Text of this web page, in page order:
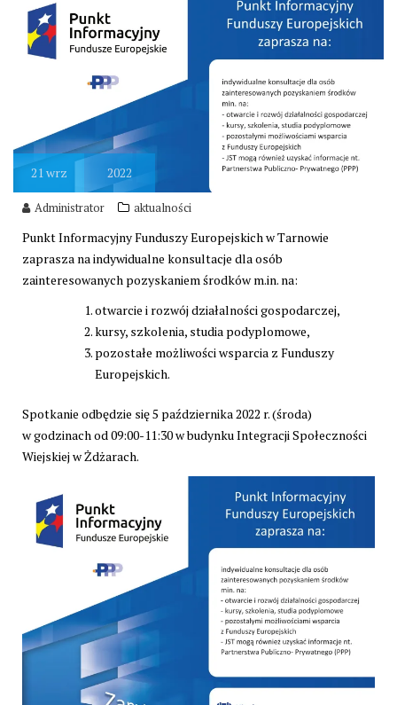
21wrz 2022
Administrator aktualności
Punkt Informacyjny Funduszy Europejskich w Tarnowie
zaprasza na indywidualne konsultacje dla osób
zainteresowanych pozyskaniem środków m.in. na:
otwarcie i rozwój działalności gospodarczej,
kursy, szkolenia, studia podyplomowe,
pozostałe możliwości wsparcia z Funduszy
Europejskich.
Spotkanie odbędzie się 5 października 2022 r. (środa)
w godzinach od 09:00-11:30 w budynku Integracji Społeczności
Wiejskiej w Żdżarach.